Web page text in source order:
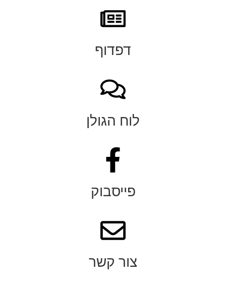
דפדוף
לוח הגולן
פייסבוק
צור קשר